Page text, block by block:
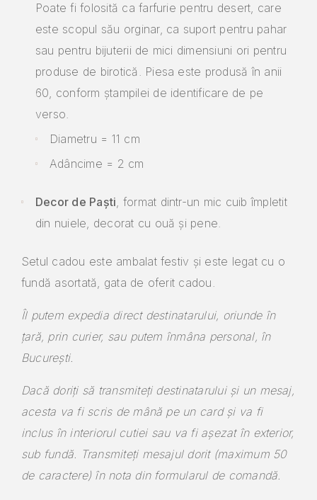
Poate fi folosită ca farfurie pentru desert, care
este scopul său orginar, ca suport pentru pahar
sau pentru bijuterii de mici dimensiuni ori pentru
produse de birotică. Piesa este produsă în anii
60, conform ștampilei de identificare de pe
verso.
Diametru = 11 cm
Adâncime = 2 cm
Decor de Paști, format dintr-un mic cuib împletit
din nuiele, decorat cu ouă și pene.
Setul cadou este ambalat festiv și este legat cu o
fundă asortată, gata de oferit cadou.
Îl putem expedia direct destinatarului, oriunde în
țară, prin curier, sau putem înmâna personal, în
București.
Dacă doriți să transmiteți destinatarului și un mesaj,
acesta va fi scris de mână pe un card și va fi
inclus în interiorul cutiei sau va fi așezat în exterior,
sub fundă. Transmiteți mesajul dorit (maximum 50
de caractere) în nota din formularul de comandă.